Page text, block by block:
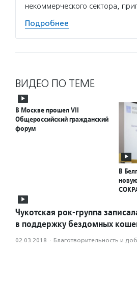
некоммерческого сектора,
Подробнее
ВИДЕО ПО ТЕМЕ
В Москве прошел VII
Общероссийский гражданский
форум
В
Чукотская рок-группа
в поддержку бездомных
02.03.2018 · Благотвори­тель­ность и